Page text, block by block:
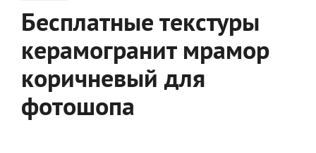
Бесплатные текстуры
керамогранит мрамор
коричневый для
фотошопа